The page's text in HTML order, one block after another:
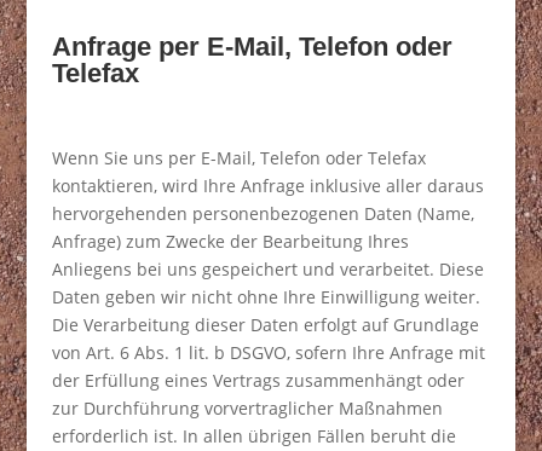
Anfrage per E-Mail, Telefon oder
Telefax
Wenn Sie uns per E-Mail, Telefon oder Telefax
kontaktieren, wird Ihre Anfrage inklusive aller daraus
hervorgehenden personenbezogenen Daten (Name,
Anfrage) zum Zwecke der Bearbeitung Ihres
Anliegens bei uns gespeichert und verarbeitet. Diese
Daten geben wir nicht ohne Ihre Einwilligung weiter.
Die Verarbeitung dieser Daten erfolgt auf Grundlage
von Art. 6 Abs. 1 lit. b DSGVO, sofern Ihre Anfrage mit
der Erfüllung eines Vertrags zusammenhängt oder
zur Durchführung vorvertraglicher Maßnahmen
erforderlich ist. In allen übrigen Fällen beruht die